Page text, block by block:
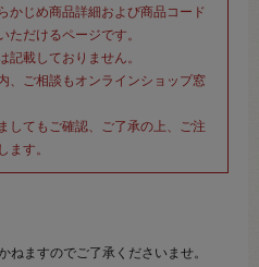
かじめ商品詳細および商品コード
ただけるページです。
記載しておりません。
、ご相談もオンラインショップ窓
してもご確認、ご了承の上、ご注
ます。
ねますのでご了承くださいませ。